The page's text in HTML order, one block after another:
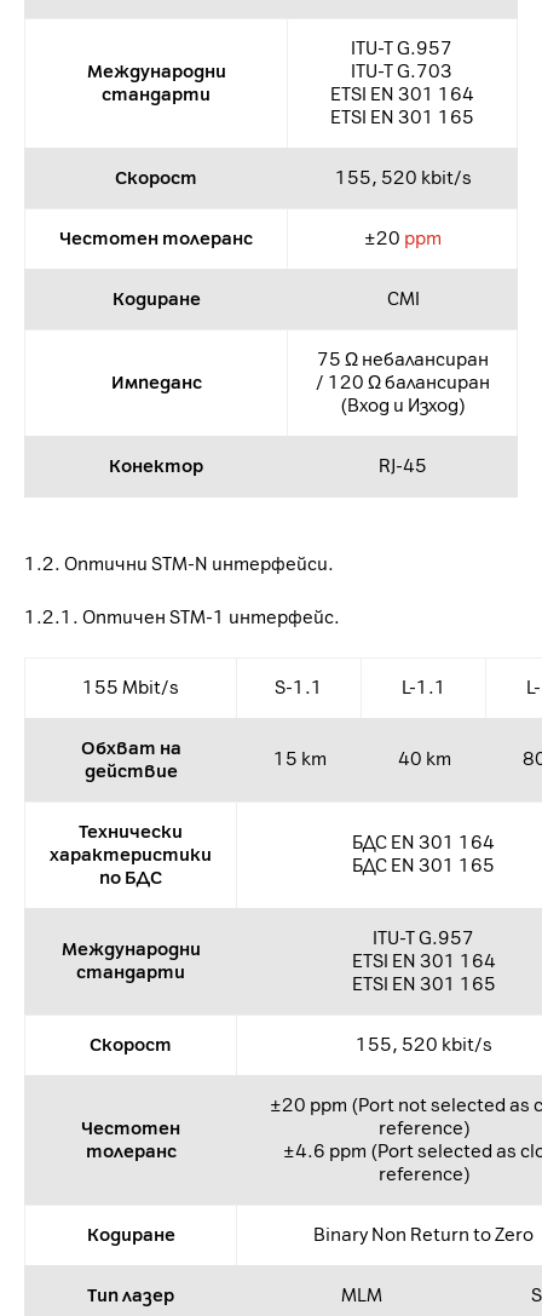
Международни
стандарти
ITU-T G.957
ITU-T G.703
ETSI EN 301 164
ETSI EN 301 165
Скорост 155, 520 kbit/s
Честотен толеранс ±20 ppm
Кодиране CMI
Импеданс
75 Ω небалансиран
/ 120 Ω балансиран
(Вход и Изход)
Конектор RJ-45
1.2. Оптични STM-N интерфейси.
1.2.1. Оптичен STM-1 интерфейс.
155 Mbit/s S-1.1 L-1.1
Обхват на
действие
15 km 40 km
Технически
характеристики
по БДС
БДС EN 301 164
БДС EN 301 165
Международни
стандарти
ITU-T G.957
ETSI EN 301 164
ETSI EN 301 165
Скорост 155, 520 kbit/s
Честотен
толеранс
±20 ppm (Port not selected as
reference)
±4.6 ppm (Port selected as
reference)
Кодиране Binary Non Return to Zero
Тип лазер MLM